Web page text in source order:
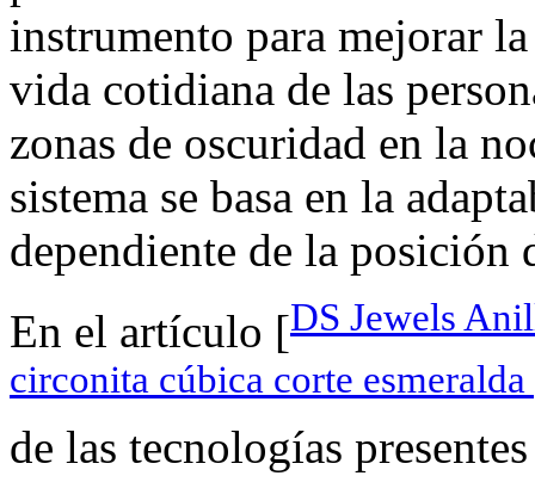
instrumento para mejorar
vida cotidiana de las
zonas de oscuridad en la
sistema se basa en la
dependiente de la posición
En el artículo [DS Jewels
circonita cúbica corte
de las tecnologías